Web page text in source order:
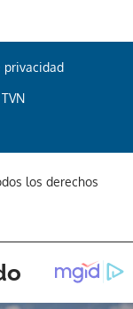
privacidad
los derechos